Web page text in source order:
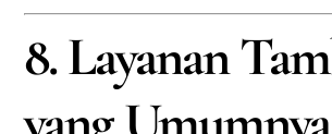
8. Layanan